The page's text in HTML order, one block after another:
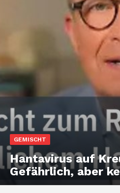
GEMISCHT
Hantavirus auf
Gefährlich, aber